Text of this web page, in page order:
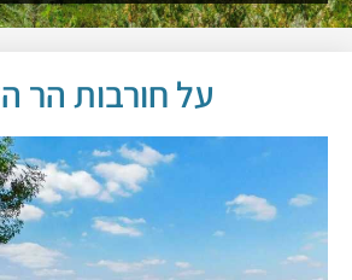
על חורבות הר